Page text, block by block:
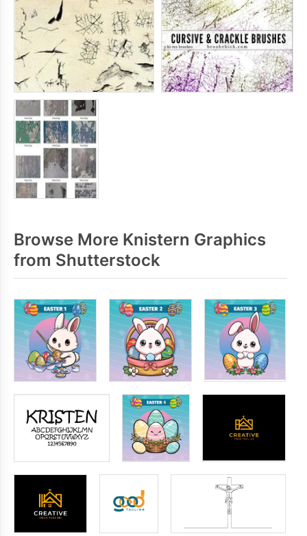
Browse More Knistern Graphics
from Shutterstock